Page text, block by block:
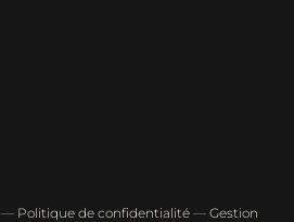
— Politique de confidentialité — Gestion